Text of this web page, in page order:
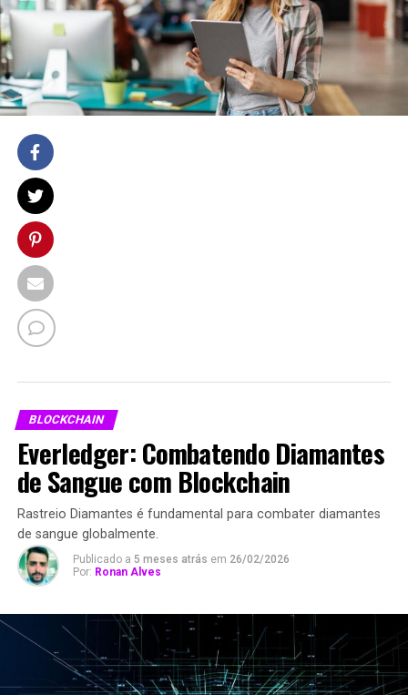
BLOCKCHAIN
Everledger: Combatendo Diamantes
de Sangue com Blockchain
Rastreio Diamantes é fundamental para combater diamantes
de sangue globalmente.
Publicado a 5 meses atrás em 26/02/2026
Por: Ronan Alves